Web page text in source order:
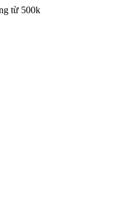
từ 500k